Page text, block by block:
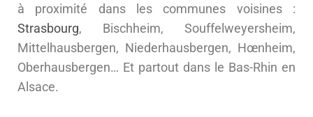
à proximité dans les communes voisines :
Strasbourg, Bischheim, Souffelweyersheim,
Mittelhausbergen, Niederhausbergen, Hœnheim,
Oberhausbergen… Et partout dans le Bas-Rhin en
Alsace.